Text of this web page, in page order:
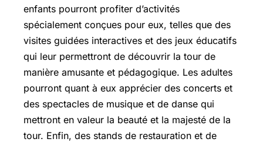
enfants pourront profiter d’activités
spécialement conçues pour eux, telles que des
visites guidées interactives et des jeux éducatifs
qui leur permettront de découvrir la tour de
manière amusante et pédagogique. Les adultes
pourront quant à eux apprécier des concerts et
des spectacles de musique et de danse qui
mettront en valeur la beauté et la majesté de la
tour. Enfin, des stands de restauration et de